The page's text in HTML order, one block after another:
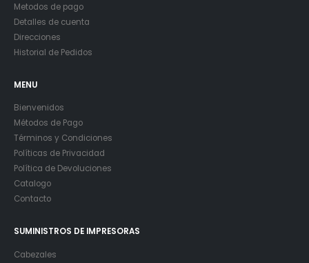
Metodos de pago
Detalles de cuenta
Direcciones
Historial de Pedidos
MENU
Bienvenidos
Métodos de Pago
Términos y Condiciones
Políticas de Privacidad
Política de Devoluciones
Catalogo
Contacto
SUMINISTROS DE IMPRESORAS
Cabezales